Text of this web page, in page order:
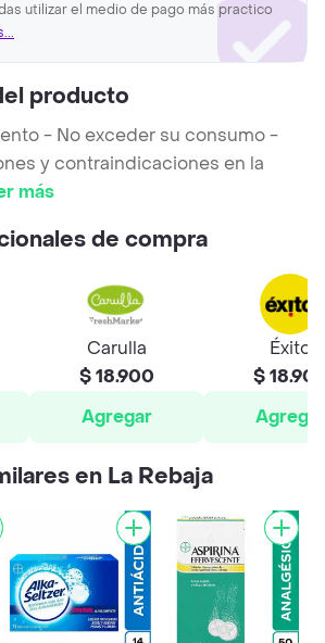
utilizar el medio de pago más practico
producto
- No exceder su consumo -
y contraindicaciones en la
más
de compra
Carulla
$ 18.900
Agregar
Éxito
$
Agregar
en La Rebaja